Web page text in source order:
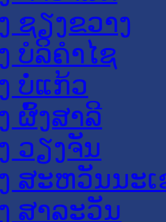
ຊຽງຂວາງ
ບໍລິຄໍາໄຊ
ບໍ່ແກ້ວ
ຜົ້ງສາລີ
ວຽງຈັນ
ສະຫວັນນະ
ສາລະວັນ